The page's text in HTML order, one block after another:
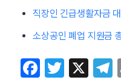
직장인 긴급생활자금
소상공인 폐업 지원금
F
T
X